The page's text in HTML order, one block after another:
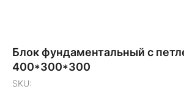
Блок фундаментальный с
400*300*300
SKU: